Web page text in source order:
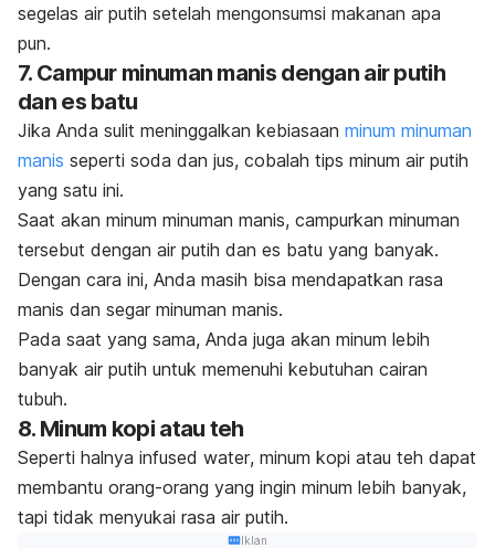
segelas air putih setelah mengonsumsi makanan apa
pun.
7. Campur minuman manis dengan air putih
dan es batu
Jika Anda sulit meninggalkan kebiasaan minum minuman
manis seperti soda dan jus, cobalah tips minum air putih
yang satu ini.
Saat akan minum minuman manis, campurkan minuman
tersebut dengan air putih dan es batu yang banyak.
Dengan cara ini, Anda masih bisa mendapatkan rasa
manis dan segar minuman manis.
Pada saat yang sama, Anda juga akan minum lebih
banyak air putih untuk memenuhi kebutuhan cairan
tubuh.
8. Minum kopi atau teh
Seperti halnya infused water, minum kopi atau teh dapat
membantu orang-orang yang ingin minum lebih banyak,
tapi tidak menyukai rasa air putih.
Iklan